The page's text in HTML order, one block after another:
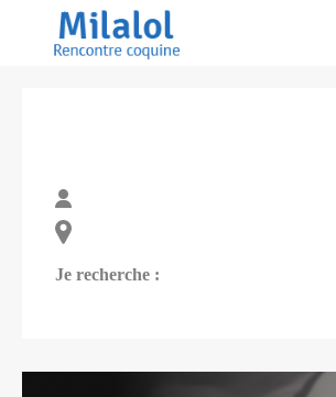
Je recherche :